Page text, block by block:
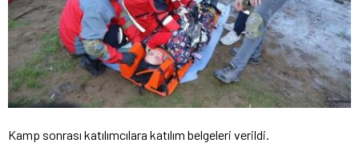
Kamp sonrası katılımcılara katılım belgeleri verildi.